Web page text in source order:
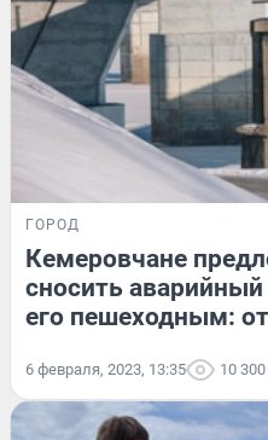
ГОРОД
Кемеровчане
сносить
его пешеходным:
6 февраля, 2023, 13:35 10 300